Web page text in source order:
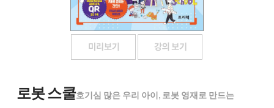
로봇 스쿨호기심 많은 우리 아이, 로봇 영재로 만드는